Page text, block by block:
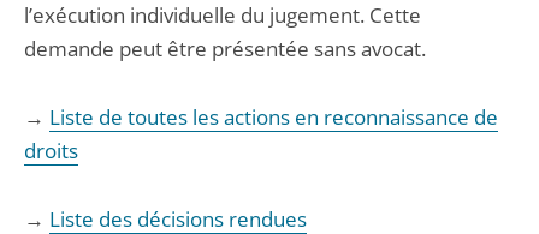
l’exécution individuelle du jugement. Cette
demande peut être présentée sans avocat.
→ Liste de toutes les actions en reconnaissance de
droits
→ Liste des décisions rendues